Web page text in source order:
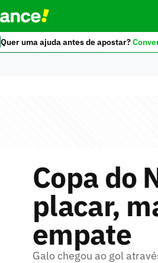
Quer uma ajuda antes de apostar?
Copa do
placar,
empate
Galo chegou ao gol